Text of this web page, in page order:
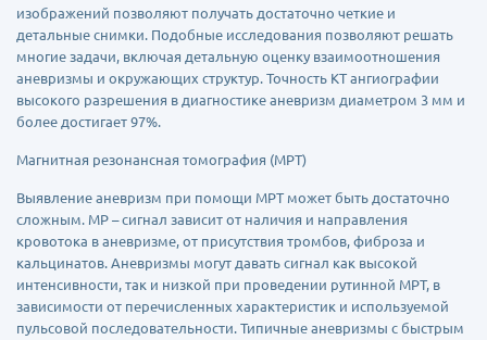
изображений позволяют получать достаточно четкие и
детальные снимки. Подобные исследования позволяют решать
многие задачи, включая детальную оценку взаимоотношения
аневризмы и окружающих структур. Точность КТ ангиографии
высокого разрешения в диагностике аневризм диаметром 3 мм и
более достигает 97%.
Магнитная резонансная томография (МРТ)
Выявление аневризм при помощи МРТ может быть достаточно
сложным. МР – сигнал зависит от наличия и направления
кровотока в аневризме, от присутствия тромбов, фиброза и
кальцинатов. Аневризмы могут давать сигнал как высокой
интенсивности, так и низкой при проведении рутинной МРТ, в
зависимости от перечисленных характеристик и используемой
пульсовой последовательности. Типичные аневризмы с быстрым